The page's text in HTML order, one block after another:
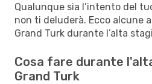
Qualunque sia l’intento del
non ti deluderà. Ecco alcune
Grand Turk durante l’alta
Cosa fare durante
Grand Turk